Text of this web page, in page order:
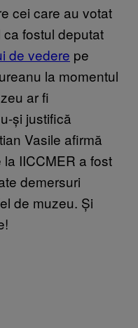
cei care au votat
fostul deputat
de vedere pe
la momentul
ar fi
și justifică
Vasile afirmă
IICCMER a fost
demersuri
de muzeu. Și